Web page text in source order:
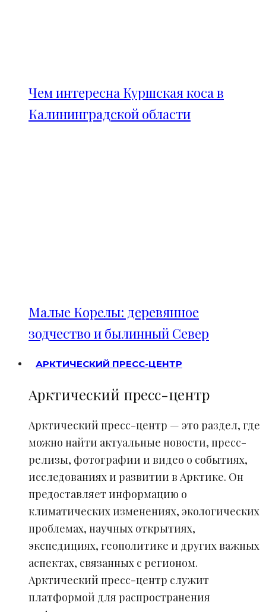
Чем интересна Куршская коса в
Калининградской области
Малые Корелы: деревянное
зодчество и былинный Север
АРКТИЧЕСКИЙ ПРЕСС-ЦЕНТР
Арктический пресс-центр
Арктический пресс-центр — это раздел, где
можно найти актуальные новости, пресс-
релизы, фотографии и видео о событиях,
исследованиях и развитии в Арктике. Он
предоставляет информацию о
климатических изменениях, экологических
проблемах, научных открытиях,
экспедициях, геополитике и других важных
аспектах, связанных с регионом.
Арктический пресс-центр служит
платформой для распространения